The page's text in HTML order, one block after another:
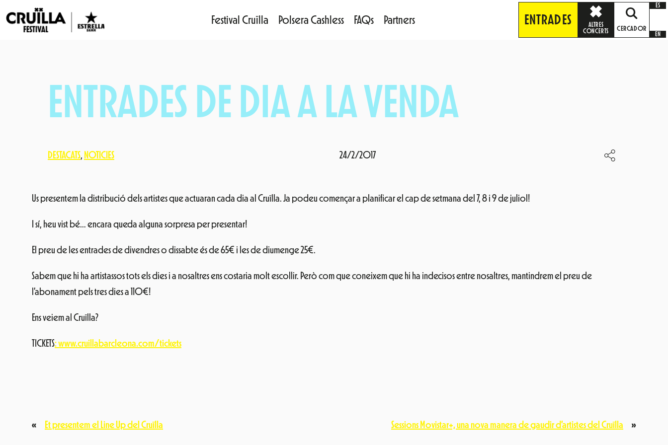
Festival Cruïlla Polsera Cashless FAQs Partners ENTRADES
ALTRES
CONCERTS
CERCADOR
ES
EN
ENTRADES DE DIA A LA VENDA
DESTACATS, NOTICIES 24/2/2017
Us presentem la distribució dels artistes que actuaran cada dia al Cruïlla. Ja podeu començar a planificar el cap de setmana del 7, 8 i 9 de juliol!
I sí, heu vist bé… encara queda alguna sorpresa per presentar!
El preu de les entrades de divendres o dissabte és de 65€ i les de diumenge 25€.
Sabem que hi ha artistassos tots els dies i a nosaltres ens costaria molt escollir. Però com que coneixem que hi ha indecisos entre nosaltres, mantindrem el preu de
l’abonament pels tres dies a 110€!
Ens veiem al Cruïlla?
TICKETS: www.cruillabarcleona.com/tickets
« Et presentem el Line Up del Cruïlla Sessions Movistar+, una nova manera de gaudir d’artistes del Cruïlla »